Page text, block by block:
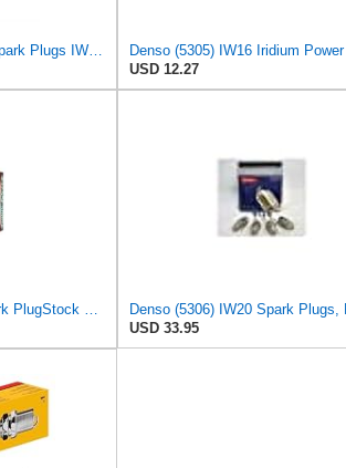
4 New DENSO Iridium Spark Plugs IW16 # 5305
USD 12.27
USD 33.95